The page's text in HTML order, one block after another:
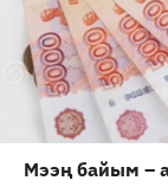
Мээң байым –